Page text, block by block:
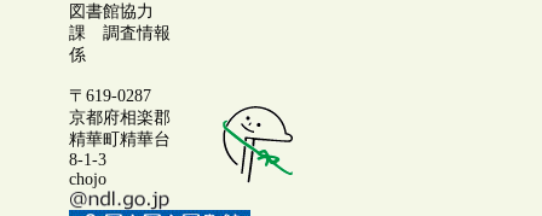
図書館協力
課 調査情報
係
〒619-0287
京都府相楽郡
精華町精華台
8-1-3
chojo